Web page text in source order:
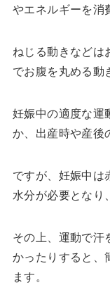
やエネルギーを消
ねじる動きなどは
でお腹を丸める動
妊娠中の適度な運
か、出産時や産後
ですが、妊娠中は
水分が必要となり
その上、運動で汗
かったりすると、
ます。